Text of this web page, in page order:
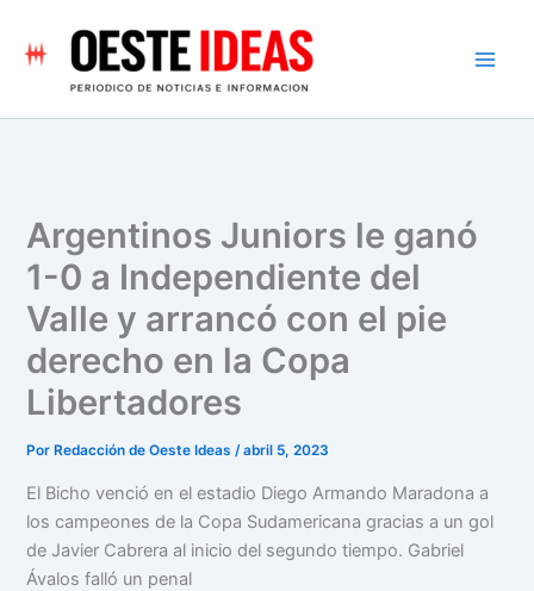
contenido
Argentinos Juniors le ganó
1-0 a Independiente del
Valle y arrancó con el pie
derecho en la Copa
Libertadores
Por Redacción de Oeste Ideas/abril 5, 2023
El Bicho venció en el estadio Diego Armando Maradona a
los campeones de la Copa Sudamericana gracias a un gol
de Javier Cabrera al inicio del segundo tiempo. Gabriel
Ávalos falló un penal